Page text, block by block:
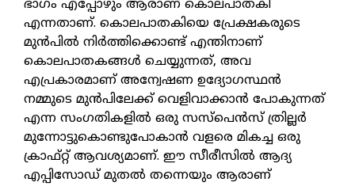
ഭാഗം എപ്പോഴും ആരാണ് കൊലപാതകി
എന്നതാണ്. കൊലപാതകിയെ പ്രേക്ഷകരുടെ
മുൻപിൽ നിർത്തിക്കൊണ്ട് എന്തിനാണ്
കൊലപാതകങ്ങൾ ചെയ്യുന്നത്, അവ
എപ്രകാരമാണ് അന്വേഷണ ഉദ്യോഗസ്ഥൻ
നമ്മുടെ മുൻപിലേക്ക് വെളിവാക്കാൻ പോകുന്നത്
എന്ന സംഗതികളിൽ ഒരു സസ്പെൻസ് ത്രില്ലർ
മുന്നോട്ടുകൊണ്ടുപോകാൻ വളരെ മികച്ച ഒരു
ക്രാഫ്റ്റ് ആവശ്യമാണ്. ഈ സീരീസിൽ ആദ്യ
എപ്പിസോഡ് മുതൽ തന്നെയും ആരാണ്